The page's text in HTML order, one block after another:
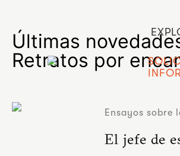
Últimas
Retratos por
Ensayos sobre
El jefe de